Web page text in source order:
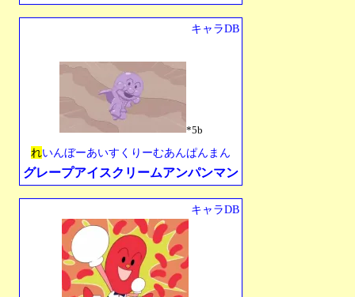
キャラDB
*5b
れいんぼーあいすくりーむあんぱんまん
グレープアイスクリームアンパンマン
キャラDB